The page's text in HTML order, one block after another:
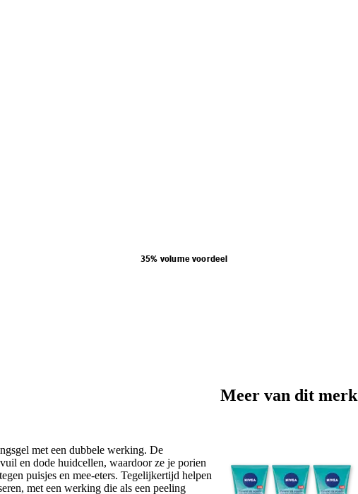
35% volume voordeel
met een dubbele werking. De
en dode huidcellen, waardoor ze je porien
puisjes en mee-eters. Tegelijkertijd helpen
met een werking die als een peeling
Meer van dit merk